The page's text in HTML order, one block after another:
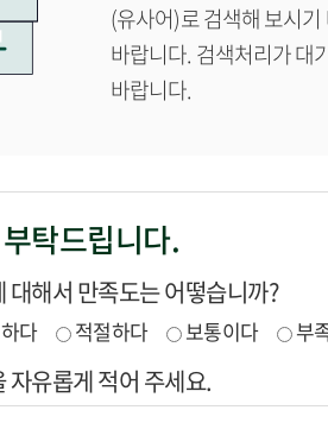
(유사어)로 검색해 보시
바랍니다. 검색처리가 대
바랍니다.
탁드립니다.
대해서 만족도는 어떻습니까?
다 적절하다 보통이다 부
자유롭게 적어 주세요.